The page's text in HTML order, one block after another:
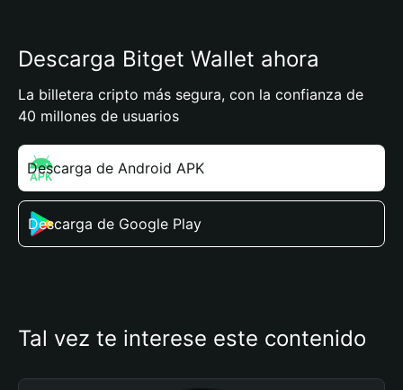
Descarga Bitget Wallet ahora
La billetera cripto más segura, con la confianza de
40 millones de usuarios
Descarga de Android APK
Descarga de Google Play
Tal vez te interese este contenido